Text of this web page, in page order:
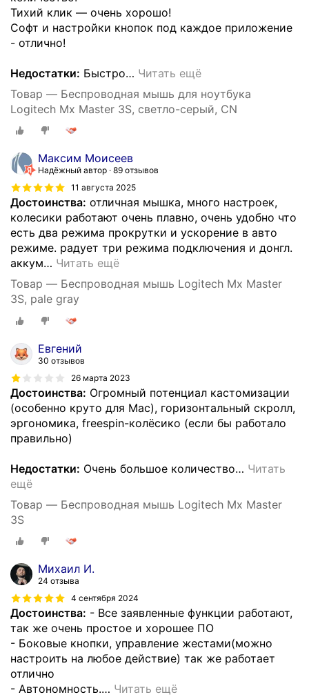
Тихий клик — очень хорошо!
Софт и настройки кнопок под каждое приложение
- отлично!
Недостатки: Быстро… Читать ещё
Товар — Беспроводная мышь для ноутбука
Logitech Mx Master 3S, светло-серый, CN
Максим Моисеев
Надёжный автор 89 отзывов
11 августа 2025
Достоинства: отличная мышка, много настроек,
колесики работают очень плавно, очень удобно что
есть два режима прокрутки и ускорение в авто
режиме. радует три режима подключения и донгл.
аккум… Читать ещё
Товар — Беспроводная мышь Logitech Mx Master
3S, pale gray
Евгений
30 отзывов
26 марта 2023
Достоинства: Огромный потенциал кастомизации
(особенно круто для Mac), горизонтальный скролл,
эргономика, freespin-колёсико (если бы работало
правильно)
Недостатки: Очень большое количество… Читать
ещё
Товар — Беспроводная мышь Logitech Mx Master
3S
Михаил И.
24 отзыва
4 сентября 2024
Достоинства: - Все заявленные функции работают,
так же очень простое и хорошее ПО
- Боковые кнопки, управление жестами(можно
настроить на любое действие) так же работает
отлично
- Автономность.… Читать ещё